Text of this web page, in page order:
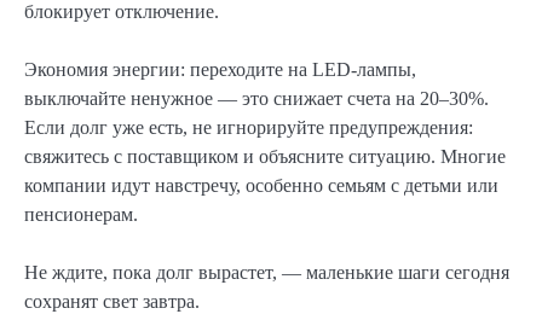
блокирует отключение.
Экономия энергии: переходите на LED-лампы,
выключайте ненужное — это снижает счета на 20–30%.
Если долг уже есть, не игнорируйте предупреждения:
свяжитесь с поставщиком и объясните ситуацию. Многие
компании идут навстречу, особенно семьям с детьми или
пенсионерам.
Не ждите, пока долг вырастет, — маленькие шаги сегодня
сохранят свет завтра.